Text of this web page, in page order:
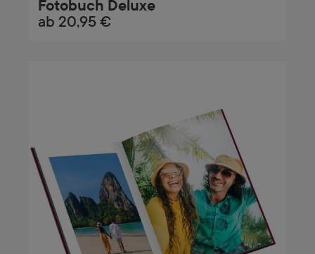
Fotobuch Deluxe
ab 20,95 €